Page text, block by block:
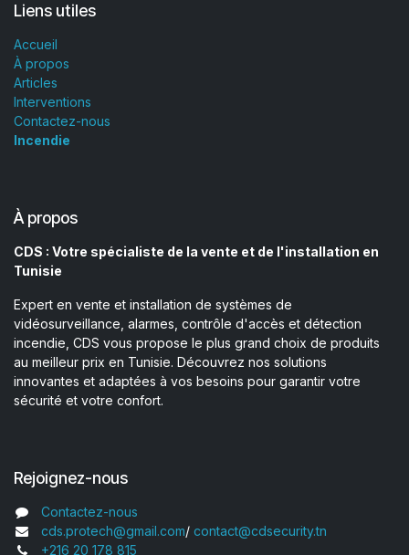
Liens utiles
Accueil
À propos
Articles
Interventions
Contactez-nous
Incendie
À propos
CDS : Votre spécialiste de la vente et de l'installation en
Tunisie
Expert en vente et installation de systèmes de
vidéosurveillance, alarmes, contrôle d'accès et détection
incendie, CDS vous propose le plus grand choix de produits
au meilleur prix en Tunisie. Découvrez nos solutions
innovantes et adaptées à vos besoins pour garantir votre
sécurité et votre confort.
Rejoignez-nous
Contactez-nous
cds.protech@gmail.com/ contact@cdsecurity.tn
+216 20 178 815